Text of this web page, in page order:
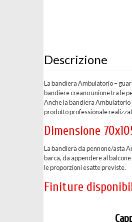
Descrizione
La bandiera Ambulatorio –
bandiere creano unione tra le
Anche la bandiera Ambulatorio
prodotto professionale
Dimensione
La bandiera da pennone/asta
barca, da appendere al
le proporzioni esatte previste.
Finiture